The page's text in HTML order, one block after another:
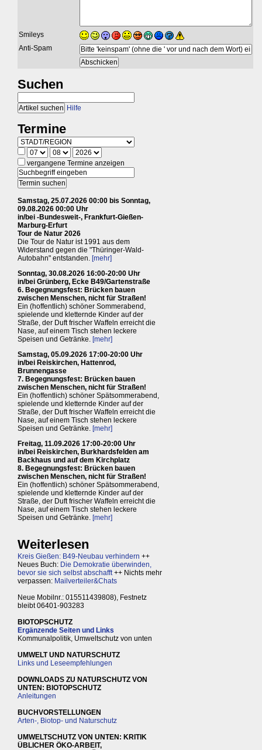
Smileys
Anti-Spam
Suchen
Hilfe
Termine
vergangene Termine anzeigen
Samstag, 25.07.2026 00:00 bis Sonntag,
09.08.2026 00:00 Uhr
in/bei -Bundesweit-, Frankfurt-Gießen-
Marburg-Erfurt
Tour de Natur 2026
Die Tour de Natur ist 1991 aus dem
Widerstand gegen die "Thüringer-Wald-
Autobahn" entstanden. [mehr]
Sonntag, 30.08.2026 16:00-20:00 Uhr
in/bei Grünberg, Ecke B49/Gartenstraße
6. Begegnungsfest: Brücken bauen
zwischen Menschen, nicht für Straßen!
Ein (hoffentlich) schöner Sommerabend,
spielende und kletternde Kinder auf der
Straße, der Duft frischer Waffeln erreicht die
Nase, auf einem Tisch stehen leckere
Speisen und Getränke. [mehr]
Samstag, 05.09.2026 17:00-20:00 Uhr
in/bei Reiskirchen, Hattenrod,
Brunnengasse
7. Begegnungsfest: Brücken bauen
zwischen Menschen, nicht für Straßen!
Ein (hoffentlich) schöner Spätsommerabend,
spielende und kletternde Kinder auf der
Straße, der Duft frischer Waffeln erreicht die
Nase, auf einem Tisch stehen leckere
Speisen und Getränke. [mehr]
Freitag, 11.09.2026 17:00-20:00 Uhr
in/bei Reiskirchen, Burkhardsfelden am
Backhaus und auf dem Kirchplatz
8. Begegnungsfest: Brücken bauen
zwischen Menschen, nicht für Straßen!
Ein (hoffentlich) schöner Spätsommerabend,
spielende und kletternde Kinder auf der
Straße, der Duft frischer Waffeln erreicht die
Nase, auf einem Tisch stehen leckere
Speisen und Getränke. [mehr]
Weiterlesen
Kreis Gießen: B49-Neubau verhindern ++
Neues Buch: Die Demokratie überwinden,
bevor sie sich selbst abschafft++ Nichts mehr
verpassen: Mailverteiler&Chats
Neue Mobilnr.: 015511439808), Festnetz
bleibt 06401-903283
BIOTOPSCHUTZ
Ergänzende Seiten und Links
Kommunalpolitik, Umweltschutz von unten
UMWELT UND NATURSCHUTZ
Links und Leseempfehlungen
DOWNLOADS ZU NATURSCHUTZ VON
UNTEN: BIOTOPSCHUTZ
Anleitungen
BUCHVORSTELLUNGEN
Arten-, Biotop- und Naturschutz
UMWELTSCHUTZ VON UNTEN: KRITIK
ÜBLICHER ÖKO-ARBEIT,